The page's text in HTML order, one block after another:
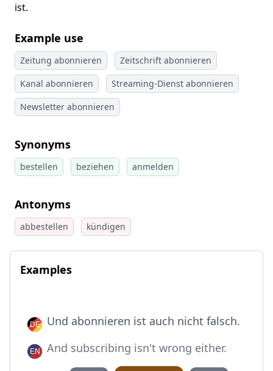
ist.
Example use
Zeitung abonnieren
Zeitschrift abonnieren
Kanal abonnieren
Streaming-Dienst abonnieren
Newsletter abonnieren
Synonyms
bestellen beziehen anmelden
Antonyms
abbestellen kündigen
Examples
Und abonnieren ist auch nicht falsch.
And subscribing isn't wrong either.